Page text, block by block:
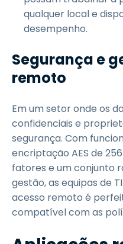
qualquer local e
desempenho.
Segurança e
remoto
Em um setor onde os
confidenciais e
segurança. Com
encriptação AES de
fatores e um conjunto
gestão, as equipas de
acesso remoto é
compatível com as